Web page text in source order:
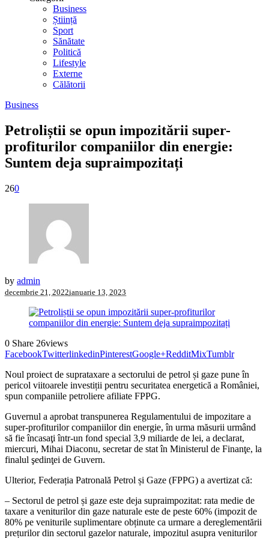
Business
Știință
Sport
Sănătate
Politică
Lifestyle
Externe
Călătorii
Business
Petroliștii se opun impozitării super-
profiturilor companiilor din energie:
Suntem deja supraimpozitați
260
by admin
decembrie 21, 2022ianuarie 13, 2023
0 Share 26views
FacebookTwitterlinkedinPinterestGoogle+RedditMixTumblr
Noul proiect de suprataxare a sectorului de petrol și gaze pune în
pericol viitoarele investiții pentru securitatea energetică a României,
spun companiile petroliere afiliate FPPG.
Guvernul a aprobat transpunerea Regulamentului de impozitare a
super-profiturilor companiilor din energie, în urma măsurii urmând
să fie încasaţi într-un fond special 3,9 miliarde de lei, a declarat,
miercuri, Mihai Diaconu, secretar de stat în Ministerul de Finanţe, la
finalul şedinţei de Guvern.
Ulterior, Federația Patronală Petrol și Gaze (FPPG) a avertizat că:
– Sectorul de petrol și gaze este deja supraimpozitat: rata medie de
taxare a veniturilor din gaze naturale este de peste 60% (impozit de
80% pe veniturile suplimentare obținute ca urmare a dereglementării
prețurilor din sectorul gazelor naturale, impozitul asupra veniturilor